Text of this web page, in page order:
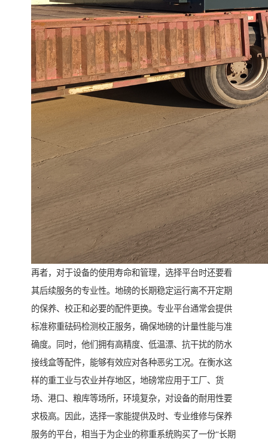
再者，对于设备的使用寿命和管理，选择平台时还要看
其后续服务的专业性。地磅的长期稳定运行离不开定期
的保养、校正和必要的配件更换。专业平台通常会提供
标准称重砝码检测校正服务，确保地磅的计量性能与准
确度。同时，他们拥有高精度、低温漂、抗干扰的防水
接线盒等配件，能够有效应对各种恶劣工况。在衡水这
样的重工业与农业并存地区，地磅常应用于工厂、货
场、港口、粮库等场所，环境复杂，对设备的耐用性要
求极高。因此，选择一家能提供及时、专业维修与保养
服务的平台，相当于为企业的称重系统购买了一份“长期